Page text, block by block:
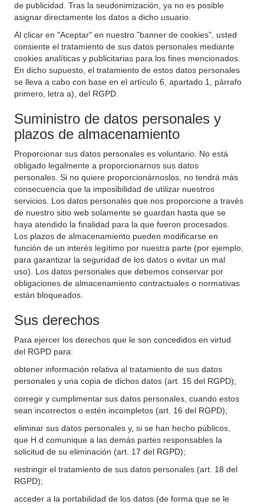
de publicidad. Tras la seudonimización, ya no es posible
asignar directamente los datos a dicho usuario.
Al clicar en "Aceptar" en nuestro "banner de cookies", usted
consiente el tratamiento de sus datos personales mediante
cookies analíticas y publicitarias para los fines mencionados.
En dicho supuesto, el tratamiento de estos datos personales
se lleva a cabo con base en el artículo 6, apartado 1, párrafo
primero, letra a), del RGPD.
Suministro de datos personales y
plazos de almacenamiento
Proporcionar sus datos personales es voluntario. No está
obligado legalmente a proporcionarnos sus datos
personales. Si no quiere proporcionárnoslos, no tendrá más
consecuencia que la imposibilidad de utilizar nuestros
servicios. Los datos personales que nos proporcione a través
de nuestro sitio web solamente se guardan hasta que se
haya atendido la finalidad para la que fueron procesados.
Los plazos de almacenamiento pueden modificarse en
función de un interés legítimo por nuestra parte (por ejemplo,
para garantizar la seguridad de los datos o evitar un mal
uso). Los datos personales que debemos conservar por
obligaciones de almacenamiento contractuales o normativas
están bloqueados.
Sus derechos
Para ejercer los derechos que le son concedidos en virtud
del RGPD para:
obtener información relativa al tratamiento de sus datos
personales y una copia de dichos datos (art. 15 del RGPD);
corregir y cumplimentar sus datos personales, cuando estos
sean incorrectos o estén incompletos (art. 16 del RGPD);
eliminar sus datos personales y, si se han hecho públicos,
que H.d comunique a las demás partes responsables la
solicitud de su eliminación (art. 17 del RGPD);
restringir el tratamiento de sus datos personales (art. 18 del
RGPD);
acceder a la portabilidad de los datos (de forma que se le